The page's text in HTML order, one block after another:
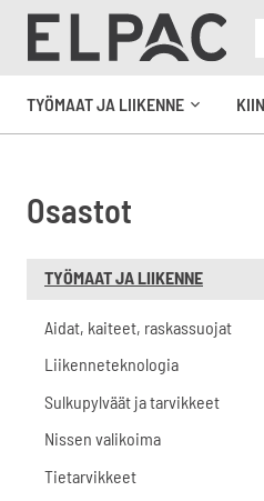
TYÖMAAT JA LIIKENNE
Osastot
TYÖMAAT JA LIIKENNE
Aidat, kaiteet, raskassuojat
Liikenneteknologia
Sulkupylväät ja tarvikkeet
Nissen valikoima
Tietarvikkeet